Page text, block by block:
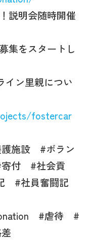
説明会随時開催
集をスタートし
イン里親につい
fostercar
施設 #ボラン
付 #社会貢
#社員奮闘記
#虐待 #